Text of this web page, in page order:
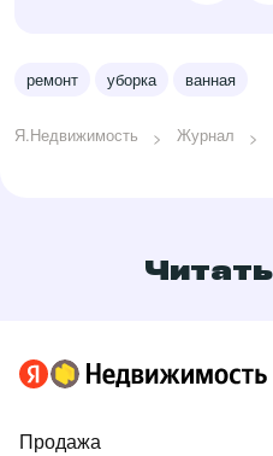
ремонт уборка ванная
Я.Недвижимость Журнал
Продажа